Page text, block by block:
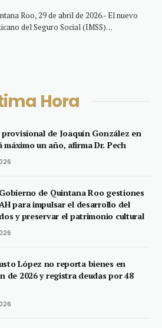
Roo, 29 de abril de 2026.- El nuevo
del Seguro Social (IMSS)…
Hora
de Joaquín González en
máximo un año, afirma Dr. Pech
de Quintana Roo gestiones
para impulsar el desarrollo del
y preservar el patrimonio cultural
López no reporta bienes en
de 2026 y registra deudas por 48